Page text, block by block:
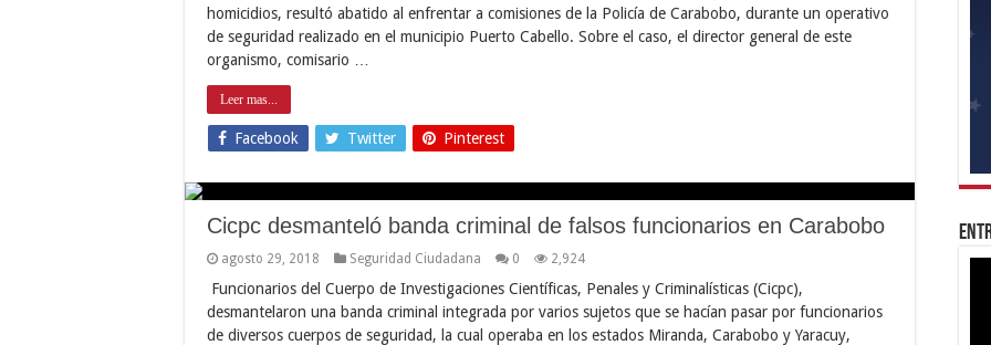
homicidios, resultó abatido al enfrentar a comisiones de la Policía de Carabobo, durante un operativo
de seguridad realizado en el municipio Puerto Cabello. Sobre el caso, el director general de este
organismo, comisario …
Leer mas...
Facebook Twitter Pinterest
Cicpc desmanteló banda criminal de falsos funcionarios en Carabobo
agosto 29, 2018 Seguridad Ciudadana 0 2,924
Funcionarios del Cuerpo de Investigaciones Científicas, Penales y Criminalísticas (Cicpc),
desmantelaron una banda criminal integrada por varios sujetos que se hacían pasar por funcionarios
de diversos cuerpos de seguridad, la cual operaba en los estados Miranda, Carabobo y Yaracuy,